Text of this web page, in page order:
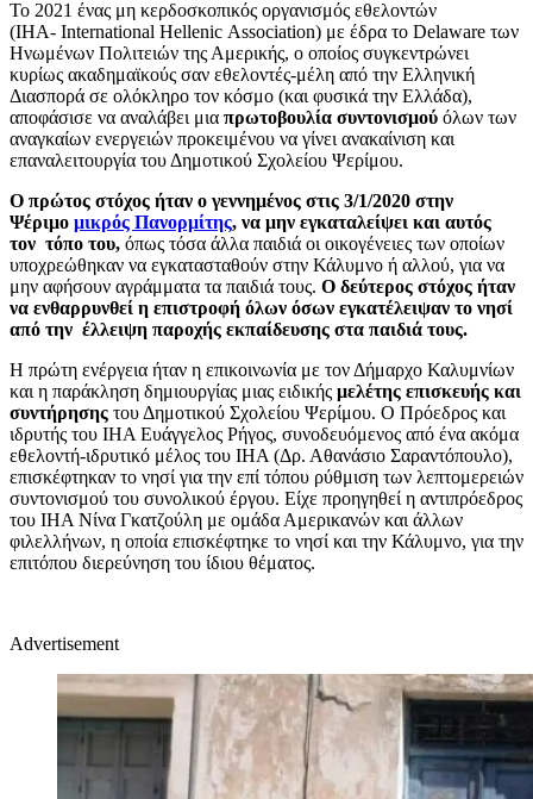
Το 2021 ένας μη κερδοσκοπικός οργανισμός εθελοντών
(ΙΗΑ- International Hellenic Association) με έδρα το Delaware των
Ηνωμένων Πολιτειών της Αμερικής, ο οποίος συγκεντρώνει
κυρίως ακαδημαϊκούς σαν εθελοντές-μέλη από την Ελληνική
Διασπορά σε ολόκληρο τον κόσμο (και φυσικά την Ελλάδα),
αποφάσισε να αναλάβει μια πρωτοβουλία συντονισμού όλων των
αναγκαίων ενεργειών προκειμένου να γίνει ανακαίνιση και
επαναλειτουργία του Δημοτικού Σχολείου Ψερίμου.
Ο πρώτος στόχος ήταν ο γεννημένος στις 3/1/2020 στην
Ψέριμο μικρός Πανορμίτης, να μην εγκαταλείψει και αυτός
τον τόπο του, όπως τόσα άλλα παιδιά οι οικογένειες των οποίων
υποχρεώθηκαν να εγκατασταθούν στην Κάλυμνο ή αλλού, για να
μην αφήσουν αγράμματα τα παιδιά τους. Ο δεύτερος στόχος ήταν
να ενθαρρυνθεί η επιστροφή όλων όσων εγκατέλειψαν το νησί
από την έλλειψη παροχής εκπαίδευσης στα παιδιά τους.
Η πρώτη ενέργεια ήταν η επικοινωνία με τον Δήμαρχο Καλυμνίων
και η παράκληση δημιουργίας μιας ειδικής μελέτης επισκευής και
συντήρησης του Δημοτικού Σχολείου Ψερίμου. Ο Πρόεδρος και
ιδρυτής του ΙΗΑ Ευάγγελος Ρήγος, συνοδευόμενος από ένα ακόμα
εθελοντή-ιδρυτικό μέλος του ΙΗΑ (Δρ. Αθανάσιο Σαραντόπουλο),
επισκέφτηκαν το νησί για την επί τόπου ρύθμιση των λεπτομερειών
συντονισμού του συνολικού έργου. Είχε προηγηθεί η αντιπρόεδρος
του ΙΗΑ Νίνα Γκατζούλη με ομάδα Αμερικανών και άλλων
φιλελλήνων, η οποία επισκέφτηκε το νησί και την Κάλυμνο, για την
επιτόπου διερεύνηση του ίδιου θέματος.
Advertisement